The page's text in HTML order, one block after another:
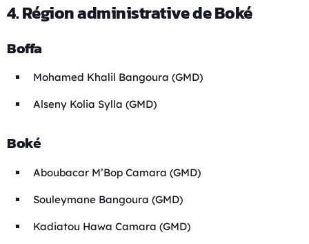
4. Région administrative de Boké
Boffa
Mohamed Khalil Bangoura (GMD)
Alseny Kolia Sylla (GMD)
Boké
Aboubacar M’Bop Camara (GMD)
Souleymane Bangoura (GMD)
Kadiatou Hawa Camara (GMD)